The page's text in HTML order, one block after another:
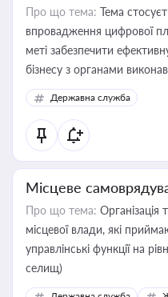
Про що тема: Тема
впровадження цифрової
меті забезпечити
бізнесу з органами
Державна служба
Місцеве
Про що тема: Організація
місцевої влади, які
управлінські функції на
селищ)